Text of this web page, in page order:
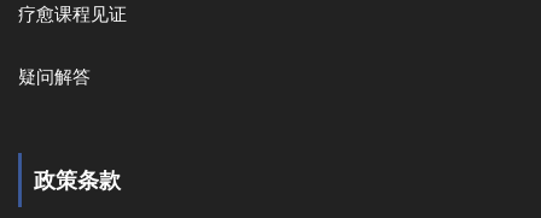
疗愈课程见证
疑问解答
政策条款